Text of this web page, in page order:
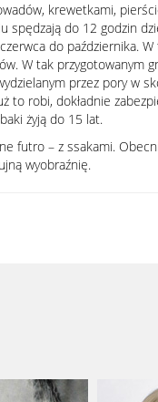
krewetkami,
spędzają do 12 godzin
do października.
W tak przygotowanym
przez pory w
to robi, dokładnie
żyją do 15 lat.
futro – z ssakami.
wyobraźnię.